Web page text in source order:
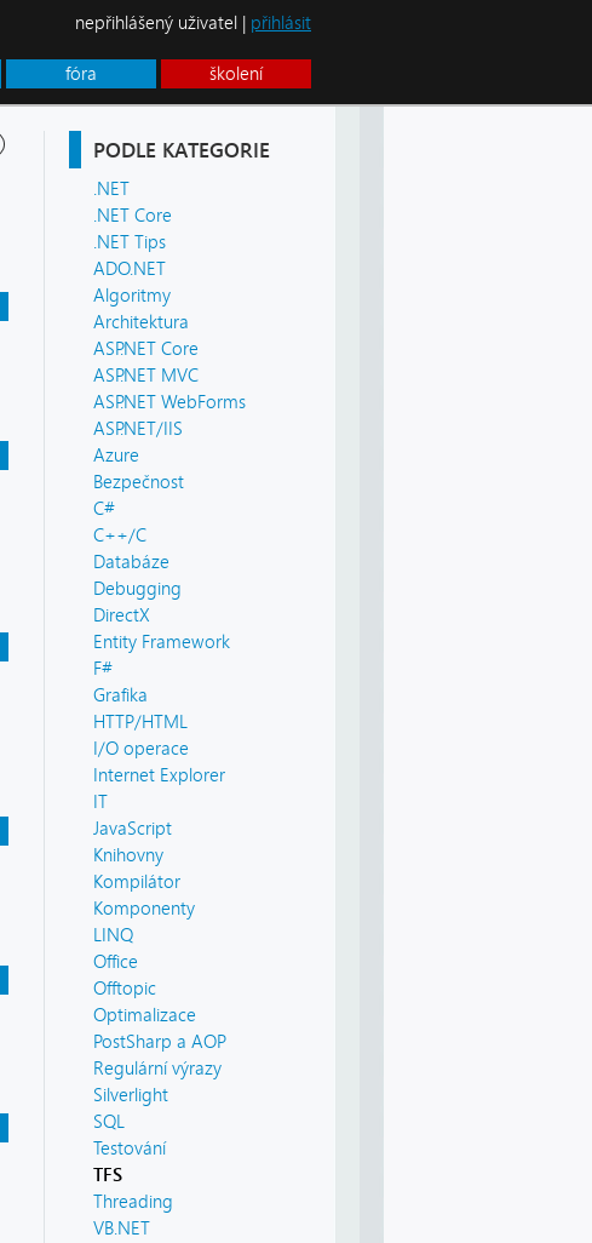
fóra školení
nepřihlášený uživatel | přihlásit
PODLE KATEGORIE
.NET
.NET Core
.NET Tips
ADO.NET
Algoritmy
Architektura
ASP.NET Core
ASP.NET MVC
ASP.NET WebForms
ASP.NET/IIS
Azure
Bezpečnost
C#
C++/C
Databáze
Debugging
DirectX
Entity Framework
F#
Grafika
HTTP/HTML
I/O operace
Internet Explorer
IT
JavaScript
Knihovny
Kompilátor
Komponenty
LINQ
Office
Offtopic
Optimalizace
PostSharp a AOP
Regulární výrazy
Silverlight
SQL
Testování
TFS
Threading
VB.NET